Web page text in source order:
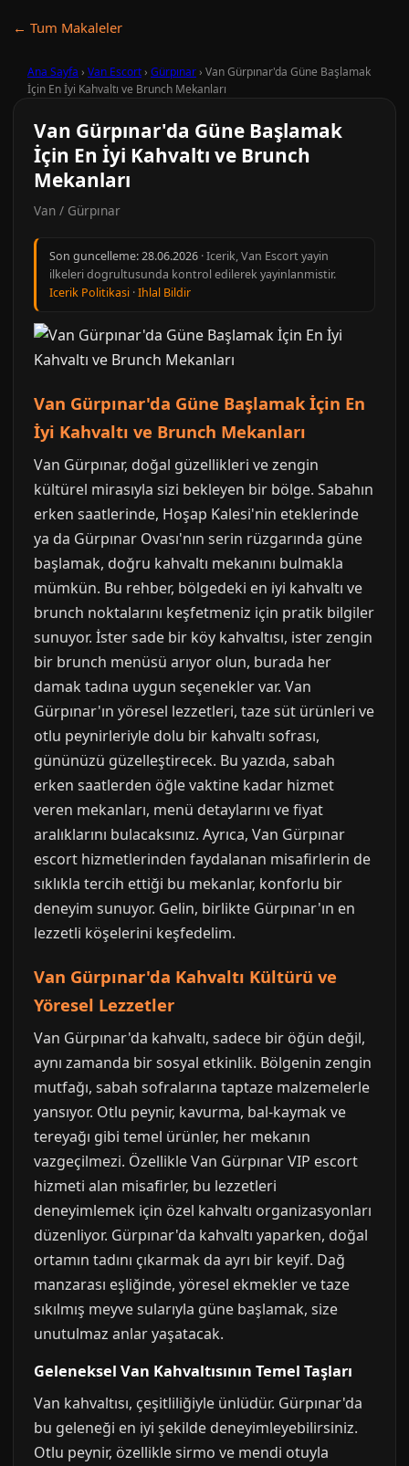
← Tum Makaleler
Ana Sayfa › Van Escort› Gürpınar› Van Gürpınar'da Güne Başlamak
İçin En İyi Kahvaltı ve Brunch Mekanları
Van Gürpınar'da Güne Başlamak
İçin En İyi Kahvaltı ve Brunch
Mekanları
Van / Gürpınar
Son guncelleme:28.06.2026 · Icerik, Van Escort yayin
ilkeleri dogrultusunda kontrol edilerek yayinlanmistir.
Icerik Politikasi ·Ihlal Bildir
Van Gürpınar'da Güne Başlamak İçin En
İyi Kahvaltı ve Brunch Mekanları
Van Gürpınar, doğal güzellikleri ve zengin
kültürel mirasıyla sizi bekleyen bir bölge. Sabahın
erken saatlerinde, Hoşap Kalesi'nin eteklerinde
ya da Gürpınar Ovası'nın serin rüzgarında güne
başlamak, doğru kahvaltı mekanını bulmakla
mümkün. Bu rehber, bölgedeki en iyi kahvaltı ve
brunch noktalarını keşfetmeniz için pratik bilgiler
sunuyor. İster sade bir köy kahvaltısı, ister zengin
bir brunch menüsü arıyor olun, burada her
damak tadına uygun seçenekler var. Van
Gürpınar'ın yöresel lezzetleri, taze süt ürünleri ve
otlu peynirleriyle dolu bir kahvaltı sofrası,
gününüzü güzelleştirecek. Bu yazıda, sabah
erken saatlerden öğle vaktine kadar hizmet
veren mekanları, menü detaylarını ve fiyat
aralıklarını bulacaksınız. Ayrıca, Van Gürpınar
escort hizmetlerinden faydalanan misafirlerin de
sıklıkla tercih ettiği bu mekanlar, konforlu bir
deneyim sunuyor. Gelin, birlikte Gürpınar'ın en
lezzetli köşelerini keşfedelim.
Van Gürpınar'da Kahvaltı Kültürü ve
Yöresel Lezzetler
Van Gürpınar'da kahvaltı, sadece bir öğün değil,
aynı zamanda bir sosyal etkinlik. Bölgenin zengin
mutfağı, sabah sofralarına taptaze malzemelerle
yansıyor. Otlu peynir, kavurma, bal-kaymak ve
tereyağı gibi temel ürünler, her mekanın
vazgeçilmezi. Özellikle Van Gürpınar VIP escort
hizmeti alan misafirler, bu lezzetleri
deneyimlemek için özel kahvaltı organizasyonları
düzenliyor. Gürpınar'da kahvaltı yaparken, doğal
ortamın tadını çıkarmak da ayrı bir keyif. Dağ
manzarası eşliğinde, yöresel ekmekler ve taze
sıkılmış meyve sularıyla güne başlamak, size
unutulmaz anlar yaşatacak.
Geleneksel Van Kahvaltısının Temel Taşları
Van kahvaltısı, çeşitliliğiyle ünlüdür. Gürpınar'da
bu geleneği en iyi şekilde deneyimleyebilirsiniz.
Otlu peynir, özellikle sirmo ve mendi otuyla